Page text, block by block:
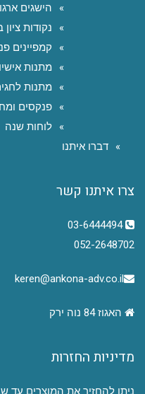
הישגים
נקודות ציון
קמפיינים
מתנות
מתנות
פנקסים
לוחות שנה
דברו איתנו
צרו איתנו קשר
03-6444494
052-2648702
keren@ankona-adv.co.il
האגוז 84 נוה ירק
מדיניות החזרות
ניתן להחזיר את המוצרים עד